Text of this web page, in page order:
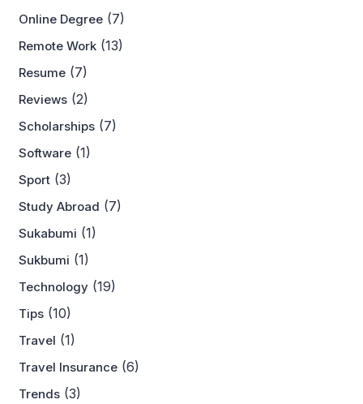
Online Degree (7)
Remote Work (13)
Resume (7)
Reviews (2)
Scholarships (7)
Software (1)
Sport (3)
Study Abroad (7)
Sukabumi (1)
Sukbumi (1)
Technology (19)
Tips (10)
Travel (1)
Travel Insurance (6)
Trends (3)